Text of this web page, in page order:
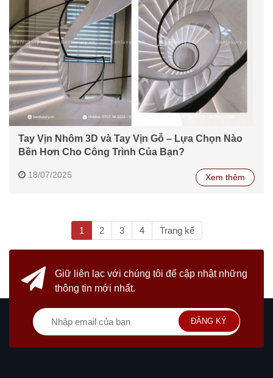
Tay Vịn Nhôm 3D và Tay Vịn Gỗ – Lựa Chọn Nào
Bền Hơn Cho Công Trình Của Bạn?
18/07/2025 Xem thêm
1 (current)
2 3 4 Trang kế
Giữ liên lạc với chúng tôi để cập nhật những
thông tin mới nhất.
ĐĂNG KÝ